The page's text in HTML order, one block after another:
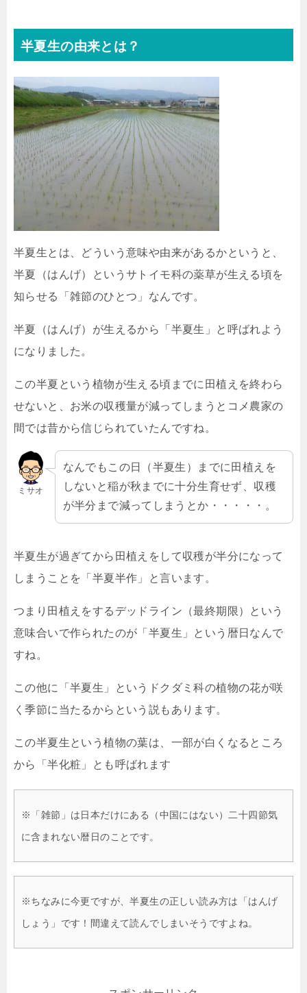
半夏生の由来とは？
半夏生とは、どういう意味や由来があるかというと、
半夏（はんげ）というサトイモ科の薬草が生える頃を
知らせる「雑節のひとつ」なんです。
半夏（はんげ）が生えるから「半夏生」と呼ばれよう
になりました。
この半夏という植物が生える頃までに田植えを終わら
せないと、お米の収穫量が減ってしまうとコメ農家の
間では昔から信じられていたんですね。
ミサオ
なんでもこの日（半夏生）までに田植えを
しないと稲が秋までに十分生育せず、収穫
が半分まで減ってしまうとか・・・・・。
半夏生が過ぎてから田植えをして収穫が半分になって
しまうことを「半夏半作」と言います。
つまり田植えをするデッドライン（最終期限）という
意味合いで作られたのが「半夏生」という暦日なんで
すね。
この他に「半夏生」というドクダミ科の植物の花が咲
く季節に当たるからという説もあります。
この半夏生という植物の葉は、一部が白くなるところ
から「半化粧」とも呼ばれます
※「雑節」は日本だけにある（中国にはない）二十四節気
に含まれない暦日のことです。
※ちなみに今更ですが、半夏生の正しい読み方は「はんげ
しょう」です！間違えて読んでしまいそうですよね。